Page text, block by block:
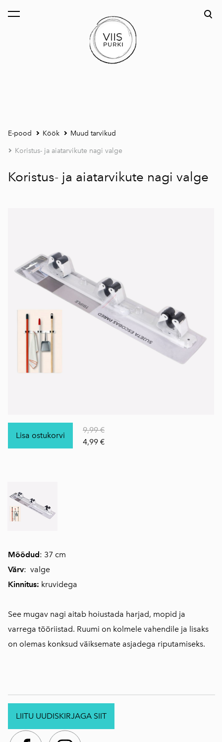
lisati ostukorvi. Vaata ostukorvi
E-pood Köök Muud tarvikud
Koristus- ja aiatarvikute nagi valge
Mõõdud: 37 cm
Värv: valge
Kinnitus: kruvidega
See mugav nagi aitab hoiustada harjad, mopid ja
varrega tööriistad. Ruumi on kolmele vahendile ja lisaks
on olemas konksud väiksemate asjadega riputamiseks.
Koristus- ja aiatarvikute nagi valge
Lisa ostukorvi
9,99 €
4,99 €
LIITU UUDISKIRJAGA SIIT